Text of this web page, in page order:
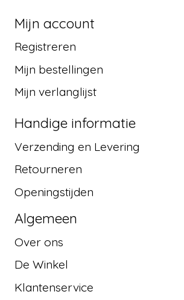
Mijn account
Registreren
Mijn bestellingen
Mijn verlanglijst
Handige informatie
Verzending en Levering
Retourneren
Openingstijden
Algemeen
Over ons
De Winkel
Klantenservice